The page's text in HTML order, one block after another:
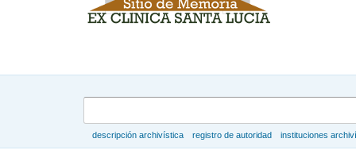
descripción archivística registro de autoridad instituciones